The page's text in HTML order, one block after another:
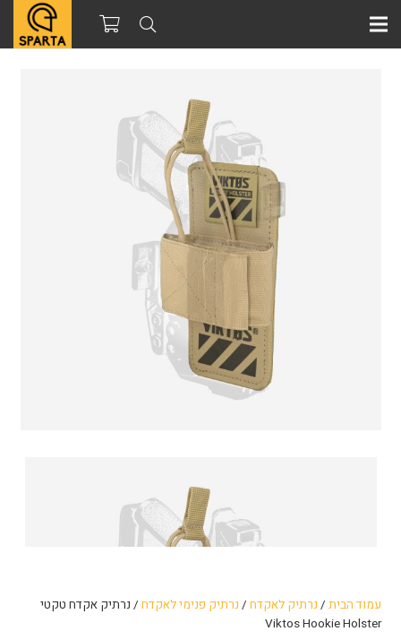
עמוד הבית / נרתיק לאקדח / נרתיק פנימי לאקדח / נרתיק אקדח טקטי
Viktos Hookie Holster